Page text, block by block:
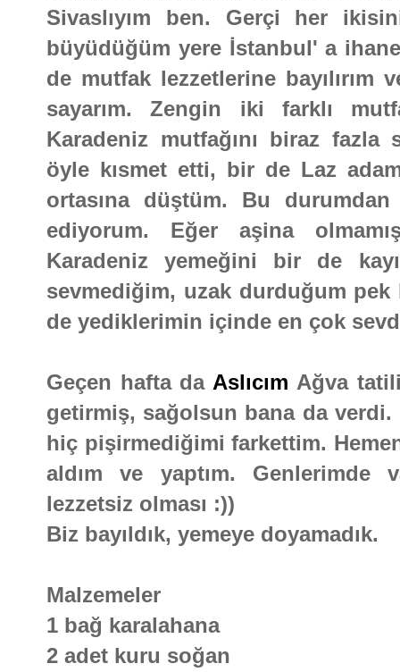
Sivaslıyım ben. Gerçi her
büyüdüğüm yere İstanbul' a
de mutfak lezzetlerine
sayarım. Zengin iki farklı
Karadeniz mutfağını biraz
öyle kısmet etti, bir de Laz
ortasına düştüm. Bu
ediyorum. Eğer aşina
Karadeniz yemeğini bir de
sevmediğim, uzak durduğum
de yediklerimin içinde en çok
Geçen hafta da Aslıcım Ağva
getirmiş, sağolsun bana da verdi.
hiç pişirmediğimi farkettim.
aldım ve yaptım.
lezzetsiz olması :))
Biz bayıldık, yemeye doyamadık.
Malzemeler
1 bağ karalahana
2 adet kuru soğan